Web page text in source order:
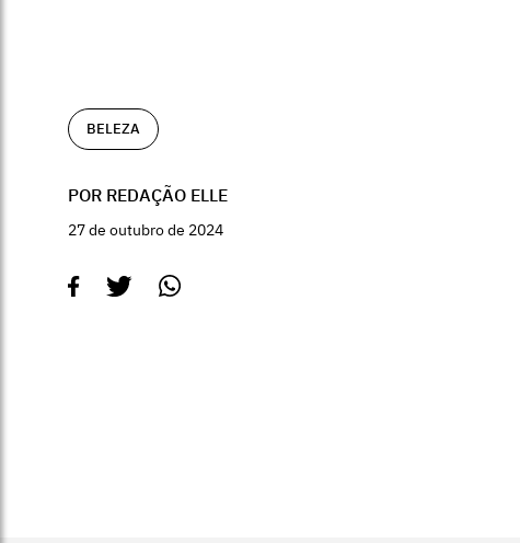
BELEZA
POR REDAÇÃO ELLE
27 de outubro de 2024